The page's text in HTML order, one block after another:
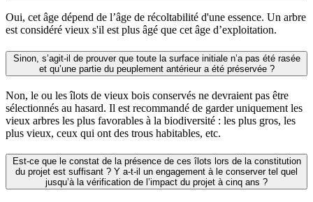
Oui, cet âge dépend de l’âge de récoltabilité d'une essence. Un arbre
est considéré vieux s'il est plus âgé que cet âge d’exploitation.
Sinon, s’agit-il de prouver que toute la surface initiale n’a pas été rasée
et qu’une partie du peuplement antérieur a été préservée ?
Non, le ou les îlots de vieux bois conservés ne devraient pas être
sélectionnés au hasard. Il est recommandé de garder uniquement les
vieux arbres les plus favorables à la biodiversité : les plus gros, les
plus vieux, ceux qui ont des trous habitables, etc.
Est-ce que le constat de la présence de ces îlots lors de la constitution
du projet est suffisant ? Y a-t-il un engagement à le conserver tel quel
jusqu’à la vérification de l’impact du projet à cinq ans ?